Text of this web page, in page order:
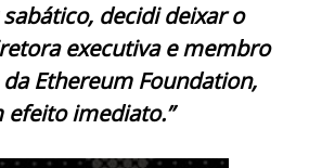
sabático, decidi deixar o
executiva e membro
Ethereum Foundation,
efeito imediato.”